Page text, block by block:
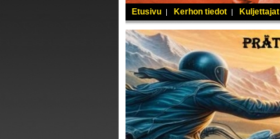
Etusivu | Kerhon tiedot | Kuljettajat